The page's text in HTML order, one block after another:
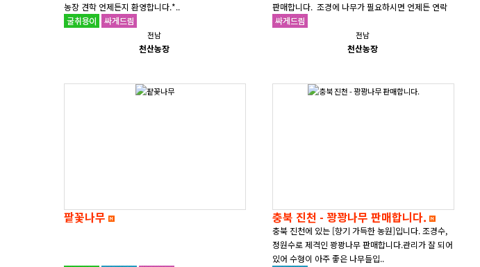
농장 견학 언제든지 환영합니다.*..
전남
천산농장
판매합니다. 조경에 나무가 필요하시면 언제든 연락
주시면 감사하겠습니다. *농장 견학 ..
전남
천산농장
팥꽃나무 충북 진천 - 꽝꽝나무 판매합니다.
충북 진천에 있는 [향기 가득한 농원]입니다. 조경수,
정원수로 제격인 꽝꽝나무 판매합니다.관리가 잘 되어
있어 수형이 아주 좋은 나무들입..